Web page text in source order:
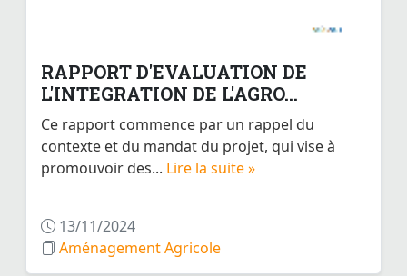
RAPPORT D'EVALUATION DE
L'INTEGRATION DE L'AGRO...
Ce rapport commence par un rappel du
contexte et du mandat du projet, qui vise à
promouvoir des... Lire la suite »
13/11/2024
Aménagement Agricole